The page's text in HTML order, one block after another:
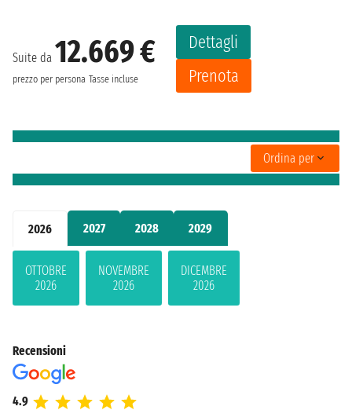
2026 2027 2028 2029
OTTOBRE
2026
NOVEMBRE
2026
DICEMBRE
2026
Suite da 12.669 €
prezzo per persona Tasse incluse
Dettagli
Prenota
Ordina per
Recensioni
4.9